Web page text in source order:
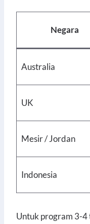
Negara
Australia
UK
Mesir / Jordan
Indonesia
Untuk program 3-4